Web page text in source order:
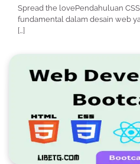
Spread the lovePendahuluan
fundamental dalam desain web
[…]